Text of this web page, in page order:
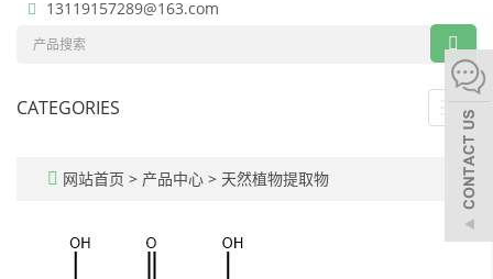
13119157289@163.com
CATEGORIES
网站首页 > 产品中心 > 天然植物提取物